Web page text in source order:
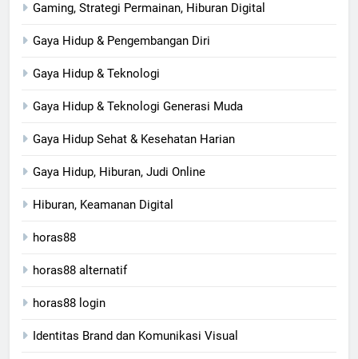
Gaming, Strategi Permainan, Hiburan Digital
Gaya Hidup & Pengembangan Diri
Gaya Hidup & Teknologi
Gaya Hidup & Teknologi Generasi Muda
Gaya Hidup Sehat & Kesehatan Harian
Gaya Hidup, Hiburan, Judi Online
Hiburan, Keamanan Digital
horas88
horas88 alternatif
horas88 login
Identitas Brand dan Komunikasi Visual